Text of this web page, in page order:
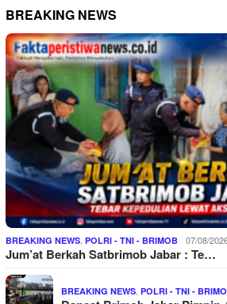
BREAKING NEWS
BREAKING NEWS POLRI - TNI - BRIMOB 07/08/
Jum’at Berkah Satbrimob Jabar : Te…
BREAKING NEWS POLRI - TNI -